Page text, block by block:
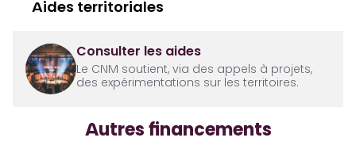
Aides territoriales
Consulter les aides
Le CNM soutient, via des appels à projets,
des expérimentations sur les territoires.
Autres financements